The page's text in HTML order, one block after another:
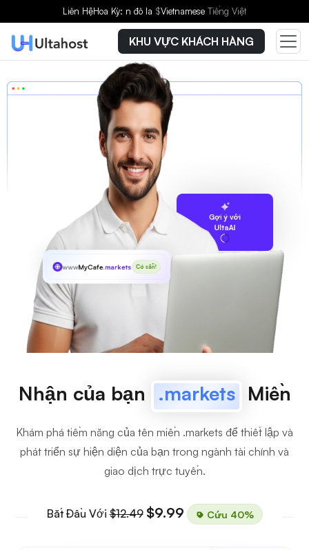
Liên HệHoa Kỳ: n đô la $Vietnamese Tiếng Việt
KHU VỰC KHÁCH HÀNG
Gợi ý với
UltaAI
wwwMyCafe.markets Có sẵn!
Nhận của bạn .markets Miền
Khám phá tiềm năng của tên miền .markets để thiết lập và
phát triển sự hiện diện của bạn trong ngành tài chính và
giao dịch trực tuyến.
Bắt Đầu Với$12.49 $9.99 Cứu 40%